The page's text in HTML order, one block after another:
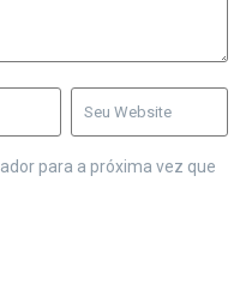
para a próxima vez que